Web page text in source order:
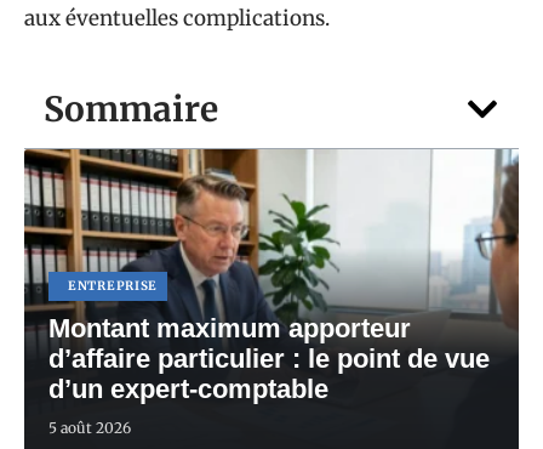
Sommaire
ENTREPRISE
Montant maximum apporteur
d’affaire particulier : le point de vue
d’un expert-comptable
5 août 2026
aux éventuelles complications.